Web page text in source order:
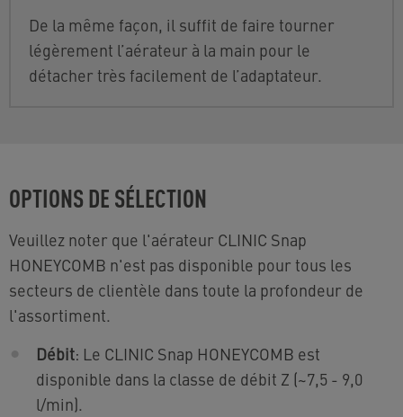
De la même façon, il suffit de faire tourner
légèrement l’aérateur à la main pour le
détacher très facilement de l’adaptateur.
OPTIONS DE SÉLECTION
Veuillez noter que l'aérateur CLINIC Snap
HONEYCOMB n'est pas disponible pour tous les
secteurs de clientèle dans toute la profondeur de
l'assortiment.
Débit: Le CLINIC Snap HONEYCOMB est
disponible dans la classe de débit Z (~7,5 - 9,0
l/min).